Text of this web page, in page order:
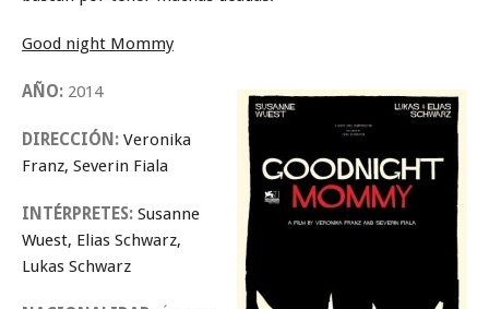
Good night Mommy
AÑO: 2014
DIRECCIÓN: Veronika
Franz, Severin Fiala
INTÉRPRETES: Susanne
Wuest, Elias Schwarz,
Lukas Schwarz